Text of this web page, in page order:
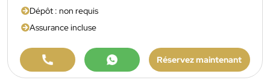
Dépôt : non requis
Assurance incluse
Réservez maintenant